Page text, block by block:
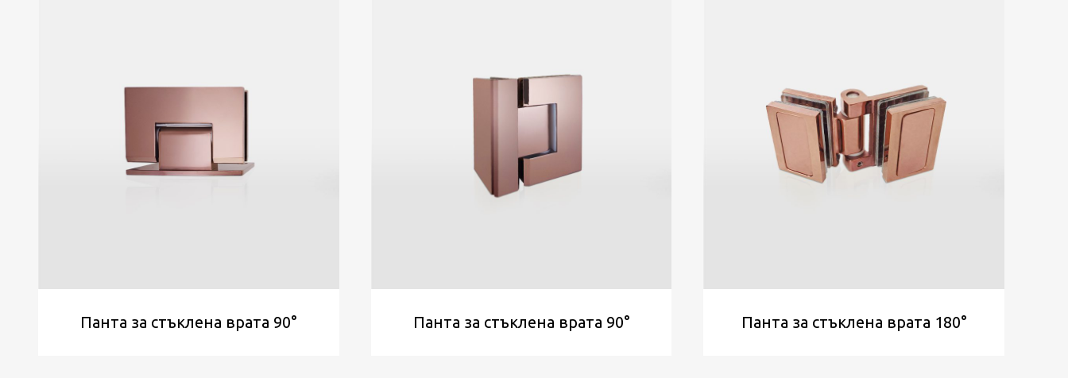
Панта за стъклена врата 90° Панта за стъклена врата 90° Панта за стъклена врата 180°